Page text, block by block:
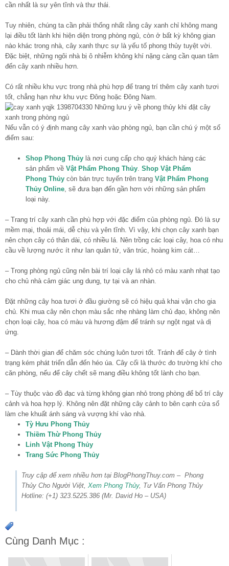
cần nhất là sự yên tĩnh và thư thái.
Tuy nhiên, chúng ta cần phải thống nhất rằng cây xanh chỉ không mang
lại điều tốt lành khi hiện diện trong phòng ngủ, còn ở bất kỳ không gian
nào khác trong nhà, cây xanh thực sự là yếu tố phong thủy tuyệt vời.
Đặc biệt, những ngôi nhà bị ô nhiễm không khí nặng càng cần quan tâm
đến cây xanh nhiều hơn.
Có rất nhiều khu vực trong nhà phù hợp để trang trí thêm cây xanh tươi
tốt, chẳng hạn như khu vực Đông hoặc Đông Nam.
Nếu vẫn có ý định mang cây xanh vào phòng ngủ, bạn cần chú ý một số
điểm sau:
Shop Phong Thủy là nơi cung cấp cho quý khách hàng các
sản phẩm về Vật Phẩm Phong Thủy Shop Vật Phẩm
Phong Thủy còn bán trực tuyến trên trang Vật Phẩm Phong
Thủy Online , sẽ đưa bạn đến gần hơn với những sản phẩm
loại này.
– Trang trí cây xanh cần phù hợp với đặc điểm của phòng ngủ. Đó là sự
mềm mại, thoải mái, dễ chịu và yên tĩnh. Vì vậy, khi chọn cây xanh bạn
nên chọn cây có thân dài, có nhiều lá. Nên trồng các loại cây, hoa có nhu
cầu về lượng nước ít như lan quân tử, văn trúc, hoàng kim cát…
– Trong phòng ngủ cũng nên bài trí loại cây lá nhỏ có màu xanh nhạt tạo
cho chủ nhà cảm giác ung dung, tự tại và an nhàn.
Đặt những cây hoa tươi ở đầu giường sẽ có hiệu quả khai vận cho gia
chủ. Khi mua cây nên chọn màu sắc nhẹ nhàng làm chủ đạo, không nên
chọn loại cây, hoa có màu và hương đậm để tránh sự ngột ngạt và dị
ứng.
– Dành thời gian để chăm sóc chúng luôn tươi tốt. Tránh để cây ở tình
trạng kém phát triển dẫn đến héo úa. Cây cối là thước đo trường khí cho
căn phòng, nếu để cây chết sẽ mang điều không tốt lành cho bạn.
– Tùy thuộc vào đồ đạc và từng không gian nhỏ trong phòng để bố trí cây
cảnh và hoa hợp lý. Không nên đặt những cây cảnh to bên cạnh cửa sổ
làm che khuất ánh sáng và vượng khí vào nhà.
Tỳ Hưu Phong Thủy
Thiềm Thừ Phong Thủy
Linh Vật Phong Thủy
Trang Sức Phong Thủy
Truy cập để xem nhiều hơn tại BlogPhongThuy.com – Phong
Thủy Cho Người Việt, Xem Phong Thủy, Tư Vấn Phong Thủy
Hotline: (+1) 323.5225.386 (Mr. David Ho – USA)
Cùng Danh Mục :